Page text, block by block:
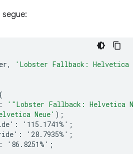
,
'Lobster Fallback: Helvetica
:
'"Lobster Fallback: Helvetica
Neue' );
'115.1741%' ;
'28.7935%' ;
'86.8251%' ;